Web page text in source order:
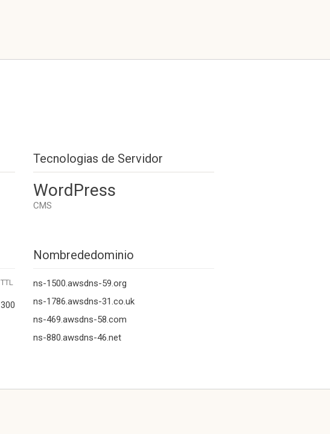
Tecnologias de Servidor
WordPress
CMS
Nombrededominio
ns-1500.awsdns-59.org
ns-1786.awsdns-31.co.uk
ns-469.awsdns-58.com
ns-880.awsdns-46.net
TTL
300